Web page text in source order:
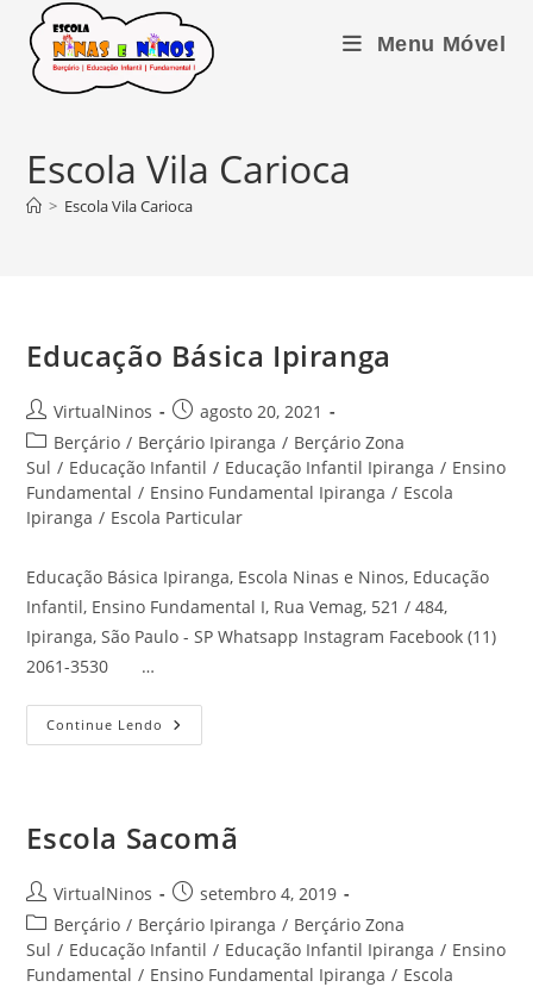
para
Menu Móvel
Escola Vila Carioca
> Escola Vila Carioca
Educação Básica Ipiranga
Autor
do
post:
VirtualNinos
Post
publicado:
agosto 20, 2021
Categoria
do
post:
Berçário / Berçário Ipiranga / Berçário Zona
Sul / Educação Infantil / Educação Infantil Ipiranga / Ensino
Fundamental / Ensino Fundamental Ipiranga / Escola
Ipiranga / Escola Particular
Educação Básica Ipiranga, Escola Ninas e Ninos, Educação
Infantil, Ensino Fundamental I, Rua Vemag, 521 / 484,
Ipiranga, São Paulo - SP Whatsapp Instagram Facebook (11)
2061-3530 …
Continue Lendo Educação
Básica
Escola Sacomã
Autor
do
post:
VirtualNinos
Post
publicado:
setembro 4, 2019
Categoria
do
post:
Berçário / Berçário Ipiranga / Berçário Zona
Sul / Educação Infantil / Educação Infantil Ipiranga / Ensino
Fundamental / Ensino Fundamental Ipiranga / Escola